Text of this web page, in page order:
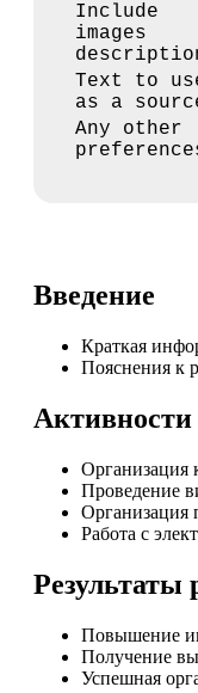
Include
images
Text to
as a
Any other
Введение
Краткая
Пояснения к
Активности
Организация
Проведение
Организация
Работа с
Результаты
Повышение
Получение
Успешная